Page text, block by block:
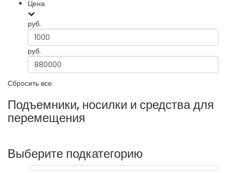
Цена
руб.
руб.
Сбросить все
Подъемники, носилки и средства для
перемещения
Выберите подкатегорию